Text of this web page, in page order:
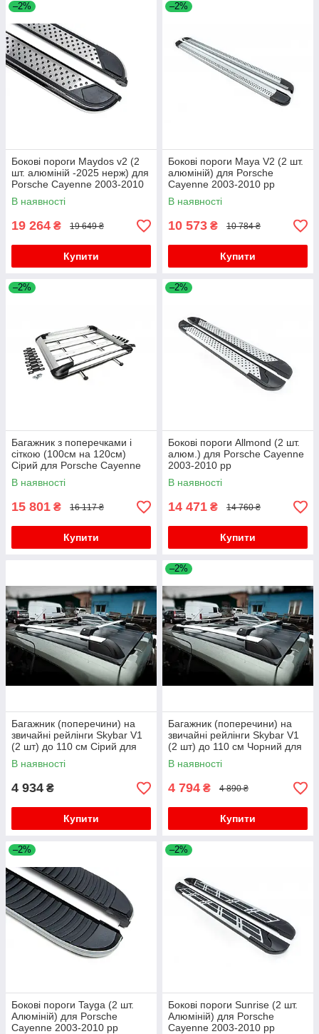
–2%
Бокові пороги Maydos v2 (2
шт. алюміній -2025 нерж) для
Porsche Cayenne 2003-2010
рр
В наявності
19 264 ₴ 19 649 ₴
Купити
–2%
Бокові пороги Maya V2 (2 шт.
алюміній) для Porsche
Cayenne 2003-2010 рр
В наявності
10 573 ₴ 10 784 ₴
Купити
–2%
Багажник з поперечками і
сіткою (100см на 120см)
Сірий для Porsche Cayenne
2003-2010 рр
В наявності
15 801 ₴ 16 117 ₴
Купити
–2%
Бокові пороги Allmond (2 шт.
алюм.) для Porsche Cayenne
2003-2010 рр
В наявності
14 471 ₴ 14 760 ₴
Купити
Багажник (поперечини) на
звичайні рейлінги Skybar V1
(2 шт) до 110 см Сірий для
Porsche Cayenne 2003-2010
рр
В наявності
4 934 ₴
Купити
–2%
Багажник (поперечини) на
звичайні рейлінги Skybar V1
(2 шт) до 110 см Чорний для
Porsche Cayenne 2003-2010
рр
В наявності
4 794 ₴ 4 890 ₴
Купити
–2%
Бокові пороги Tayga (2 шт.
Алюміній) для Porsche
Cayenne 2003-2010 рр
–2%
Бокові пороги Sunrise (2 шт.
Алюміній) для Porsche
Cayenne 2003-2010 рр